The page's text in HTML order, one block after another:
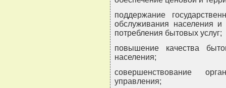
поддержание
обслуживания населения
потребления бытовых услуг;
повышение качества
населения;
совершенствование
управления;